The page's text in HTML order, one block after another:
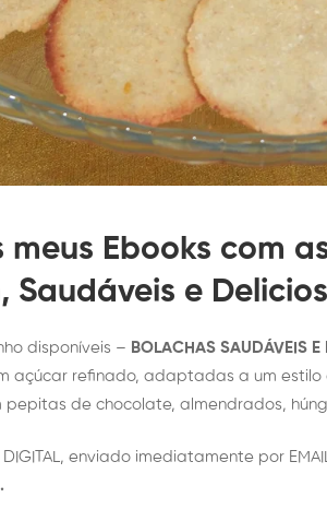
meus Ebooks com
Saudáveis e
disponíveis – BOLACHAS SAUDÁVEIS E
açúcar refinado, adaptadas a um estilo
de chocolate, almendrados,
enviado imediatamente por